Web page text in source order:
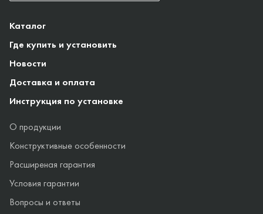
Каталог
Где купить и установить
Новости
Доставка и оплата
Инструкция по установке
О продукции
Конструктивные особенности
Расширеная гарантия
Условия гарантии
Вопросы и ответы